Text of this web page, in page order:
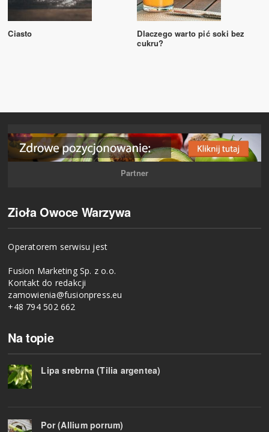
Ciasto
Dlaczego warto pić soki bez
cukru?
Partner
Zioła Owoce Warzywa
Operatorem serwisu jest
Fusion Marketing Sp. z o.o.
Kontakt do redakcji
zamowienia@fusionpress.eu
+48 794 502 662
Na topie
Lipa srebrna (Tilia argentea)
Por (Allium porrum)